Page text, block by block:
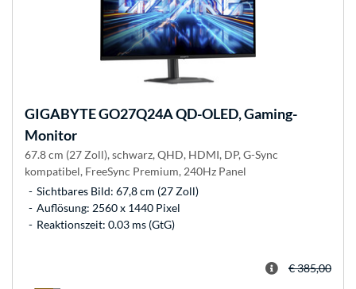
GIGABYTEGO27Q24A QD-OLED, Gaming-
Monitor
67.8 cm (27 Zoll), schwarz, QHD, HDMI, DP, G-Sync
kompatibel, FreeSync Premium, 240Hz Panel
Sichtbares Bild: 67,8 cm (27 Zoll)
Auflösung: 2560 x 1440 Pixel
Reaktionszeit: 0.03 ms (GtG)
€ 385,00